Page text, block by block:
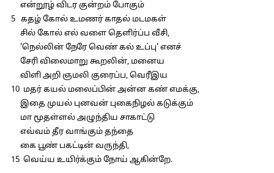
என்றூழ் விடர குன்றம் போகும்
5 கதழ் கோல் உமணர் காதல் மடமகள்
சில் கோல் எல் வளை தெளிர்ப்ப வீசி,
'நெல்லின் நேரே வெண் கல் உப்பு' எனச்
சேரி விலைமாறு கூறலின், மனைய
விளி அறி ஞமலி குரைப்ப, வெரீஇய
10 மதர் கயல் மலைப்பின் அன்ன கண் எமக்கு,
இதை முயல் புனவன் புகைநிழல் கடுக்கும்
மா மூதள்ளல் அழுந்திய சாகாட்டு
எவ்வம் தீர வாங்கும் தந்தை
கை பூண் பகட்டின் வருந்தி,
15 வெய்ய உயிர்க்கும் நோய் ஆகின்றே.